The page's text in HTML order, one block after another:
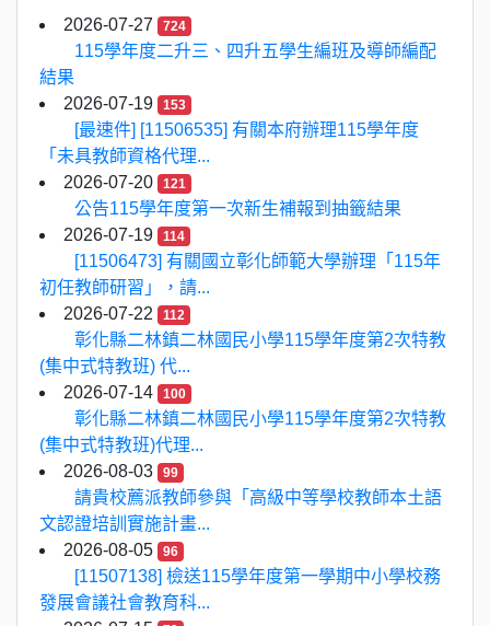
2026-07-27 724
115學年度二升三、四升五學生編班及導師編配
結果
2026-07-19
153
[最速件] [11506535] 有關本府辦理115學年度
「未具教師資格代理...
2026-07-20
121
公告115學年度第一次新生補報到抽籤結果
2026-07-19
114
[11506473] 有關國立彰化師範大學辦理「115年
初任教師研習」，請...
2026-07-22
112
彰化縣二林鎮二林國民小學115學年度第2次特教
(集中式特教班) 代...
2026-07-14
100
彰化縣二林鎮二林國民小學115學年度第2次特教
(集中式特教班)代理...
2026-08-03
99
請貴校薦派教師參與「高級中等學校教師本土語
文認證培訓實施計畫...
2026-08-05
96
[11507138] 檢送115學年度第一學期中小學校務
發展會議社會教育科...